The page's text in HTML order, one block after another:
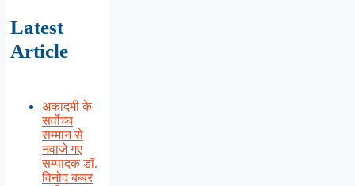
Latest
Article
अकादमी के
सर्वोच्च
सम्मान से
नवाजे गए
सम्पादक डॉ.
विनोद बब्बर